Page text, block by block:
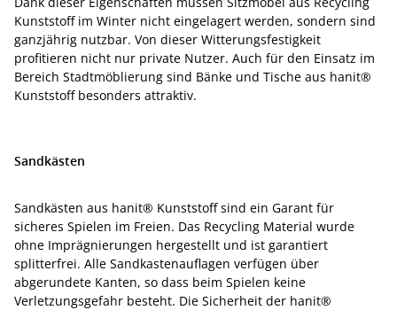
Kunststoff im Winter nicht eingelagert werden, sondern sind
ganzjährig nutzbar. Von dieser Witterungsfestigkeit
profitieren nicht nur private Nutzer. Auch für den Einsatz im
Bereich Stadtmöblierung sind Bänke und Tische aus hanit®
Kunststoff besonders attraktiv.
Sandkästen
Sandkästen aus hanit® Kunststoff sind ein Garant für
sicheres Spielen im Freien. Das Recycling Material wurde
ohne Imprägnierungen hergestellt und ist garantiert
splitterfrei. Alle Sandkastenauflagen verfügen über
abgerundete Kanten, so dass beim Spielen keine
Verletzungsgefahr besteht. Die Sicherheit der hanit®